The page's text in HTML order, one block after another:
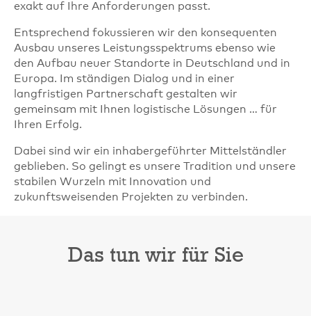
exakt auf Ihre Anforderungen passt.
Entsprechend fokussieren wir den konsequenten
Ausbau unseres Leistungsspektrums ebenso wie
den Aufbau neuer Standorte in Deutschland und in
Europa. Im ständigen Dialog und in einer
langfristigen Partnerschaft gestalten wir
gemeinsam mit Ihnen logistische Lösungen … für
Ihren Erfolg.
Dabei sind wir ein inhabergeführter Mittelständler
geblieben. So gelingt es unsere Tradition und unsere
stabilen Wurzeln mit Innovation und
zukunftsweisenden Projekten zu verbinden.
Das tun wir für Sie